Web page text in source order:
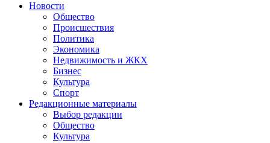
Новости
Общество
Происшествия
Политика
Экономика
Недвижимость и ЖКХ
Бизнес
Культура
Спорт
Редакционные материалы
Выбор редакции
Общество
Культура